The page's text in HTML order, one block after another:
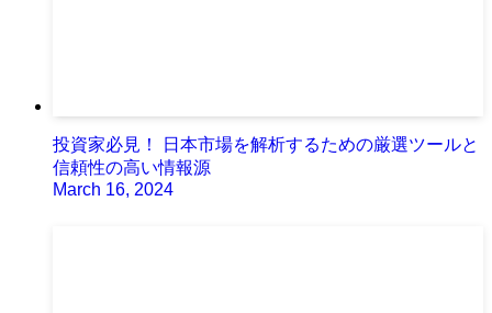
投資家必見！ 日本市場を解析するための厳選ツールと
信頼性の高い情報源
March 16, 2024